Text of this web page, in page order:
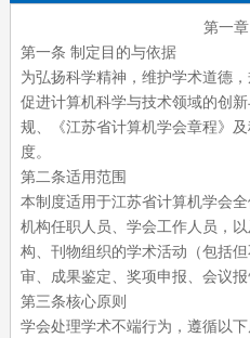
第一章
第一条 制定目的与依据
为弘扬科学精神，维护学术道德
促进计算机科学与技术领域的创
规、《江苏省计算机学会章程》
度。
第二条适用范围
本制度适用于江苏省计算机学会
机构任职人员、学会工作人员，
构、刊物组织的学术活动（包括
审、成果鉴定、奖项申报、会议报
第三条核心原则
学会处理学术不端行为，遵循以下